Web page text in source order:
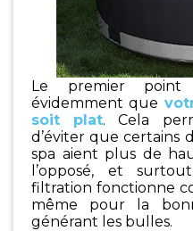
Le premier
évidemment que
soit plat. Cela
d’éviter que certains
spa aient plus de
l’opposé, et
filtration fonctionne
même pour la
générant les bulles.